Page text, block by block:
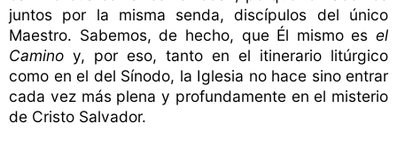
juntos por la misma senda, discípulos del único
Maestro. Sabemos, de hecho, que Él mismo es el
Camino y, por eso, tanto en el itinerario litúrgico
como en el del Sínodo, la Iglesia no hace sino entrar
cada vez más plena y profundamente en el misterio
de Cristo Salvador.